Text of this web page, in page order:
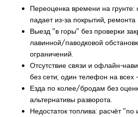
Переоценка времени на грунте:
падает из-за покрытий, ремонта
Выезд "в горы" без проверки
лавинной/паводковой
ограничений.
Отсутствие связи и офлайн-
без сети; один телефон на всех
Езда по колее/бродам без
альтернативы разворота.
Недостаток топлива: расчёт "по